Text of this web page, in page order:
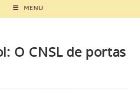
MENU
O CNSL de portas